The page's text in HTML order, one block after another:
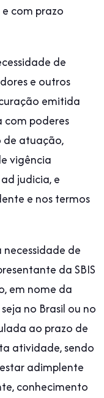
com prazo
de
e outros
emitida
com poderes
de atuação,
vigência
judicia, e
e nos termos
de
da SBIS
em nome da
no Brasil ou no
ao prazo de
atividade, sendo
adimplente
conhecimento